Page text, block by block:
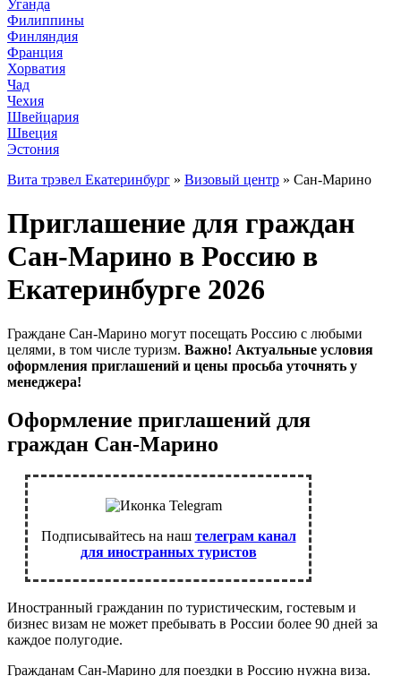
Уганда
Филиппины
Финляндия
Франция
Хорватия
Чад
Чехия
Швейцария
Швеция
Эстония
Вита трэвел Екатеринбург » Визовый центр » Сан-Марино
Приглашение для граждан
Сан-Марино в Россию в
Екатеринбурге 2026
Граждане Сан-Марино могут посещать Россию с любыми
целями, в том числе туризм. Важно! Актуальные условия
оформления приглашений и цены просьба уточнять у
менеджера!
Оформление приглашений для
граждан Сан-Марино
Подписывайтесь на наш телеграм канал
для иностранных туристов
Иностранный гражданин по туристическим, гостевым и
бизнес визам не может пребывать в России более 90 дней за
каждое полугодие.
Гражданам Сан-Марино для поездки в Россию нужна виза.